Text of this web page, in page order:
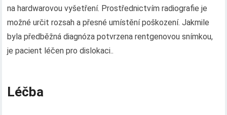
na hardwarovou vyšetření. Prostřednictvím radiografie je
možné určit rozsah a přesné umístění poškození. Jakmile
byla předběžná diagnóza potvrzena rentgenovou snímkou,
je pacient léčen pro dislokaci..
Léčba